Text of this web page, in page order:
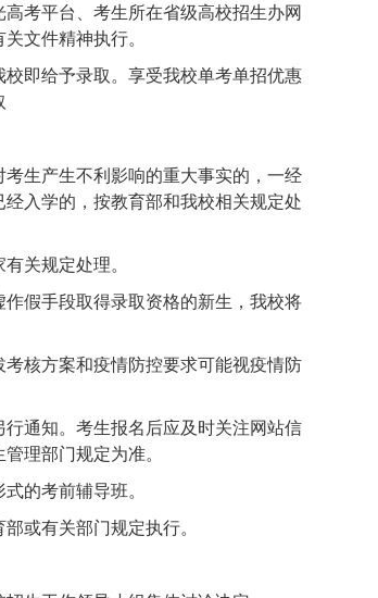
考平台、考生所在省级高校招生办网
文件精神执行。
即给予录取。享受我校单考单招优惠
生产生不利影响的重大事实的，一经
入学的，按教育部和我校相关规定处
关规定处理。
假手段取得录取资格的新生，我校将
核方案和疫情防控要求可能视疫情防
通知。考生报名后应及时关注网站信
理部门规定为准。
的考前辅导班。
或有关部门规定执行。